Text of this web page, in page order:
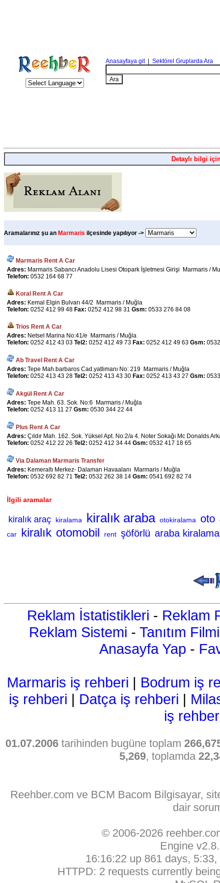
Anasayfaya git| Sektörel Gruplarda Ara
Detaylı bilgi
Aramalarınız şu an Marmaris ilçesinde yapılıyor ->
Marmaris Rent A Car
Adres: Marmaris Sabancı Anadolu Lisesi Otopark İşletmesi Girişi Marmaris /
Telefon: 0532 164 68 77
Koral Rent A Car
Adres: Kemal Elgin Bulvarı 44/2 Marmaris / Muğla
Telefon: 0252 412 99 48 Fax: 0252 412 98 31 Gsm: 0533 276 84 08
Trios Rent A Car
Adres: Netsel Marina No:41/e Marmaris / Muğla
Telefon: 0252 412 43 03 Tel2: 0252 412 49 73 Fax: 0252 412 49 63 Gsm:
Ab Travel Rent A Car
Adres: Tepe Mah.barbaros Cad.yatlimanı No: 219 Marmaris / Muğla
Telefon: 0252 413 43 28 Tel2: 0252 413 43 30 Fax: 0252 413 43 27 Gsm:
Akgül Rent A Car
Adres: Tepe Mah. 63. Sok. No:6 Marmaris / Muğla
Telefon: 0252 413 11 27 Gsm: 0530 344 22 44
Plus Rent A Car
Adres: Çıldır Mah. 162. Sok. Yüksel Apt. No:2/a 4. Noter Sokağı Mc Donalds
Telefon: 0252 412 22 26 Tel2: 0252 412 34 44 Gsm: 0532 417 18 65
Via Dalaman Marmaris Transfer
Adres: Kemeraltı Merkez- Dalaman Havaalanı Marmaris / Muğla
Telefon: 0532 692 82 71 Tel2: 0532 262 38 14 Gsm: 0541 692 82 74
İlgili aramalar
kiralık araç kiralama kiralık araba otokiralama oto
car
kiralık otomobil rent şöförlü araba kiralama
Reklam İstatistikleri - Reklam
Reklam Sistemi - Tanıtım Filmi
Anasayfa Yap -
Marmaris iş rehberi | Bodrum iş
iş rehberi | Datça iş rehberi |
iş
01.07.2006 tarihinden bugüne toplam
5,269, toplamda
Reehber.com ve BCM Bacom Bilgisayar,
dair
© 2006-2026
Engine
16:16:22 up 861 days,
HTTPD: 2 requests currently